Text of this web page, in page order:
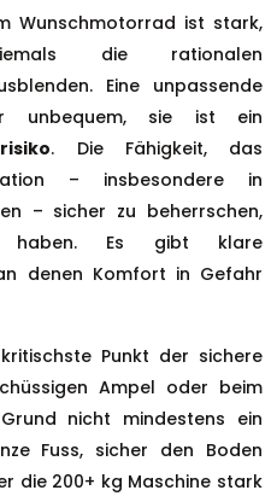
Wunschmotorrad ist stark,
die rationalen
Eine unpassende
unbequem, sie ist ein
. Die Fähigkeit, das
– insbesondere in
– sicher zu beherrschen,
haben. Es gibt klare
denen Komfort in Gefahr
Punkt der sichere
Ampel oder beim
nicht mindestens ein
Fuss, sicher den Boden
die 200+ kg Maschine stark